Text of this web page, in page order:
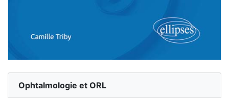
Ophtalmologie et ORL